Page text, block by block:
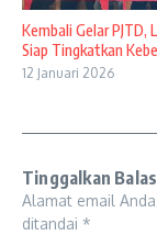
Kembali Gelar PJTD,
Siap Tingkatkan
12 Januari 2026
Tinggalkan
Alamat email
ditandai *